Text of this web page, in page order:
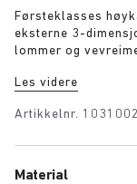
Førsteklasses
eksterne 3-
lommer og
strammefestet gjør
dag eller for en
bagen.
Les videre
Artikkelnr. 1031002
Material